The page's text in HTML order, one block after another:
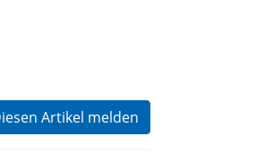
Artikel melden